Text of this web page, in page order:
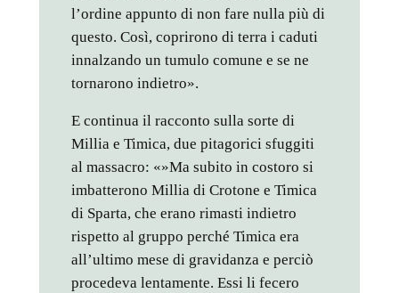
l’ordine appunto di non fare nulla più di
questo. Così, coprirono di terra i caduti
innalzando un tumulo comune e se ne
tornarono indietro».
E continua il racconto sulla sorte di
Millia e Timica, due pitagorici sfuggiti
al massacro: «»Ma subito in costoro si
imbatterono Millia di Crotone e Timica
di Sparta, che erano rimasti indietro
rispetto al gruppo perché Timica era
all’ultimo mese di gravidanza e perciò
procedeva lentamente. Essi li fecero